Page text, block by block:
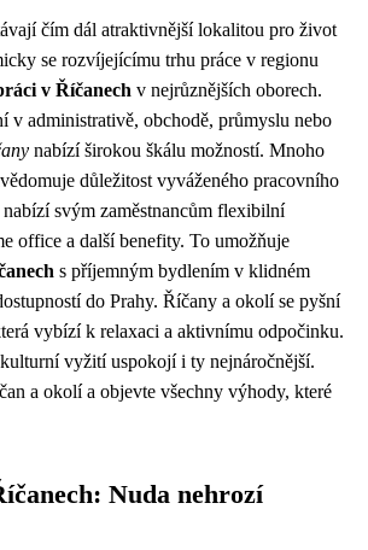
čím dál atraktivnější lokalitou pro život
se rozvíjejícímu trhu práce v regionu
v Říčanech v nejrůznějších oborech.
v administrativě, obchodě, průmyslu nebo
nabízí širokou škálu možností. Mnoho
důležitost vyváženého pracovního
svým zaměstnancům flexibilní
office a další benefity. To umožňuje
s příjemným bydlením v klidném
do Prahy. Říčany a okolí se pyšní
vybízí k relaxaci a aktivnímu odpočinku.
vyžití uspokojí i ty nejnáročnější.
a okolí a objevte všechny výhody, které
Nuda nehrozí